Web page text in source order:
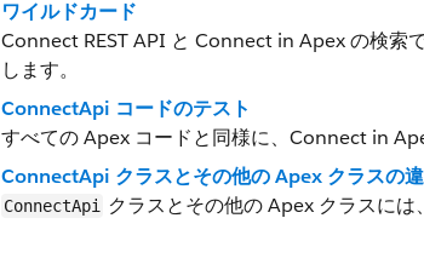
ワイルドカード
Connect REST API と Connect in Apex の検索
します。
ConnectApi コードのテスト
すべての Apex コードと同様に、Connect in
ConnectApi クラスとその他の Apex クラスの
ConnectApi クラスとその他の Apex クラスには